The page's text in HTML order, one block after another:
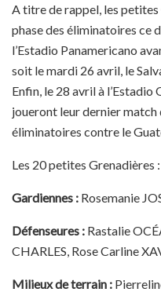
A titre de rappel, les
phase des éliminatoires ce
l’Estadio Panamericano
soit le mardi 26 avril, le
Enfin, le 28 avril à l’Estadio
joueront leur dernier match
éliminatoires contre le
Les 20 petites Grenadières :
Gardiennes : Rosemanie
Défenseures : Rastalie
CHARLES, Rose Carline
Milieux de terrain :